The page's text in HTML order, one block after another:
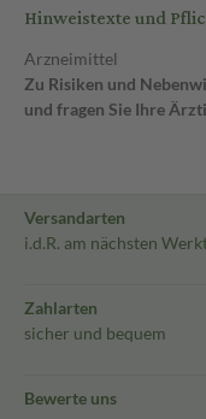
Hinweistexte und
Arzneimittel
Zu Risiken und
und fragen Sie Ihre
Versandarten
i.d.R. am nächsten
Zahlarten
sicher und bequem
Bewerte uns